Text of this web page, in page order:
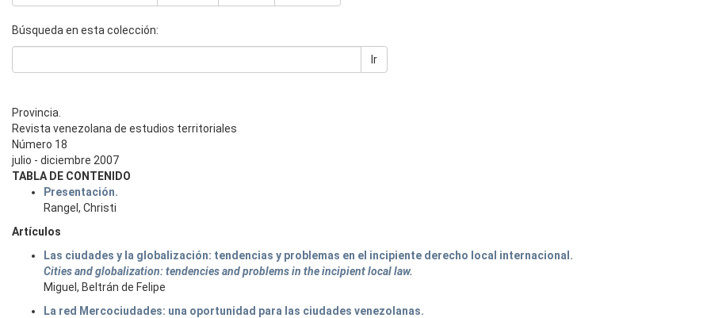
Búsqueda en esta colección:
Ir
Provincia.
Revista venezolana de estudios territoriales
Número 18
julio - diciembre 2007
TABLA DE CONTENIDO
Presentación.
Rangel, Christi
Artículos
Las ciudades y la globalización: tendencias y problemas en el incipiente derecho local internacional.
Cities and globalization: tendencies and problems in the incipient local law.
Miguel, Beltrán de Felipe
La red Mercociudades: una oportunidad para las ciudades venezolanas.